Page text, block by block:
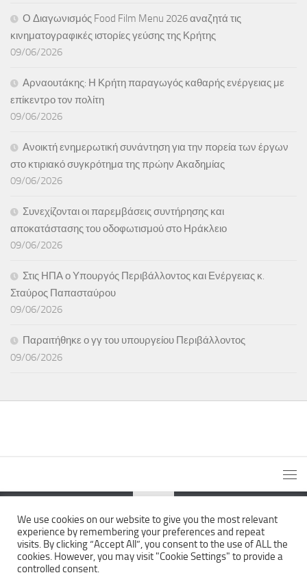
Ο Διαγωνισμός Food Film Menu 2026 αναζητά τις
κινηματογραφικές ιστορίες γεύσης της Κρήτης
09/06/2026
Αρναουτάκης: Η Κρήτη παραγωγός καθαρής ενέργειας με
επίκεντρο τον πολίτη
09/06/2026
Ανοικτή ενημερωτική συνάντηση για την πορεία των έργων
στο κτιριακό συγκρότημα της πρώην Ακαδημίας
09/06/2026
Συνεχίζονται οι παρεμβάσεις συντήρησης και
αποκατάστασης του οδοφωτισμού στο Ηράκλειο
09/06/2026
Στις ΗΠΑ ο Υπουργός Περιβάλλοντος και Ενέργειας κ.
Σταύρος Παπασταύρου
09/06/2026
Παραιτήθηκε ο γγ του υπουργείου Περιβάλλοντος
09/06/2026
The News Wall © 2026. All Rights Reserved.
We use cookies on our website to give you the most relevant
experience by remembering your preferences and repeat
visits. By clicking “Accept All”, you consent to the use of ALL the
cookies. However, you may visit "Cookie Settings" to provide a
controlled consent.